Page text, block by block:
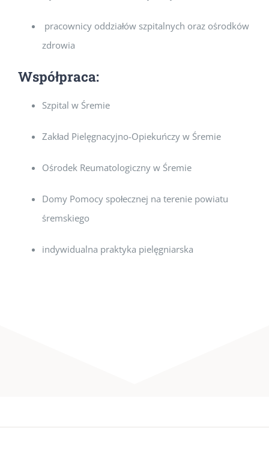
pracownicy oddziałów szpitalnych oraz ośrodków
zdrowia
Współpraca:
Szpital w Śremie
Zakład Pielęgnacyjno-Opiekuńczy w Śremie
Ośrodek Reumatologiczny w Śremie
Domy Pomocy społecznej na terenie powiatu
śremskiego
indywidualna praktyka pielęgniarska